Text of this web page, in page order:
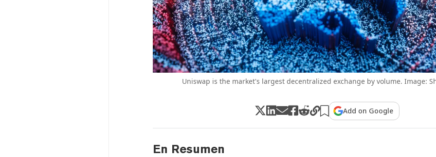
Uniswap is the market's largest decentralized exchange by volume. Image:
Add on Google
En Resumen